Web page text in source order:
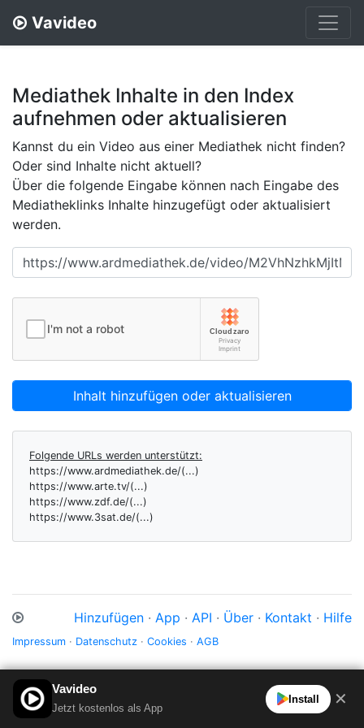
Vavideo
Mediathek Inhalte in den Index
aufnehmen oder aktualisieren
Kannst du ein Video aus einer Mediathek nicht finden?
Oder sind Inhalte nicht aktuell?
Über die folgende Eingabe können nach Eingabe des
Mediatheklinks Inhalte hinzugefügt oder aktualisiert
werden.
Inhalt hinzufügen oder aktualisieren
Folgende URLs werden unterstützt:
https://www.ardmediathek.de/(...)
https://www.arte.tv/(...)
https://www.zdf.de/(...)
https://www.3sat.de/(...)
Hinzufügen · App · API · Über · Kontakt · Hilfe
Impressum · Datenschutz · Cookies · AGB
Vavideo
Jetzt kostenlos als App
Install ✕